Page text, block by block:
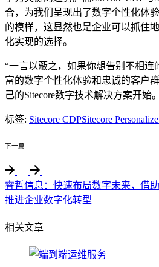
合，为我们呈现出了数字个性化体
的模样，这显然也是企业可以抓住
化实现的选择。
“一言以蔽之，如果你想告别不相连
富的数字个性化体验和忠诚的客户
己的Sitecore数字技术解决方案开
标签: Sitecore CDPSitecore Personalize
下一篇
睿哲信息：快速布局数字未来，借
推进企业数字化转型
相关文章